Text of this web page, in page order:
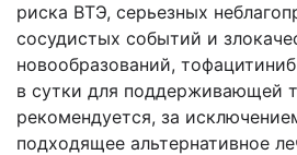
риска ВТЭ, серьезных
сосудистых событий и
новообразований,
в сутки для поддерживающей
рекомендуется, за
подходящее альтернативное